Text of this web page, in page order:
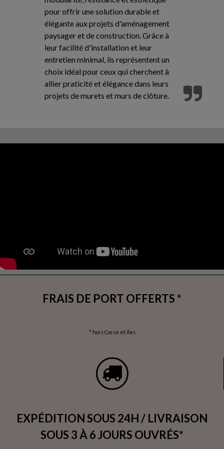
pour offrir une solution durable et
élégante aux projets d'aménagement
paysager et de construction. Grâce à
leur facilité d'installation et leur
entretien minimal, ils représentent un
choix idéal pour ceux qui cherchent à
allier praticité et élégance dans leurs
projets de murets et murs de clôture.
FRAIS DE PORT OFFERTS *
* hors Corse et îles
EXPÉDITION SOUS 24H / LIVRAISON
SOUS 3 À 6 JOURS OUVRÉS*